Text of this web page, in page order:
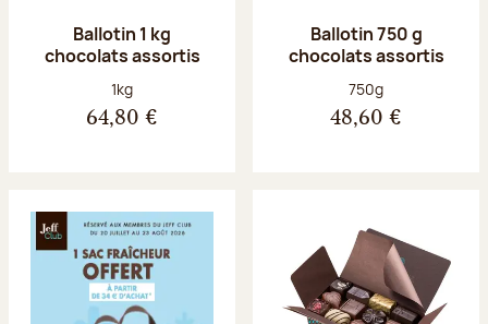
Ballotin 1 kg
chocolats assortis
Poids net :
1kg
64,80 €
Ballotin 750 g
chocolats assortis
Poids net :
750g
48,60 €